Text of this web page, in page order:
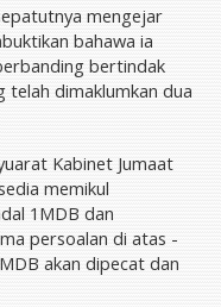
mengejar
bahawa ia
bertindak
telah dimaklumkan dua
Kabinet Jumaat
memikul
1MDB dan
persoalan di atas -
akan dipecat dan